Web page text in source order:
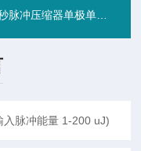
元 (输入脉冲能量 200-500 uJ)